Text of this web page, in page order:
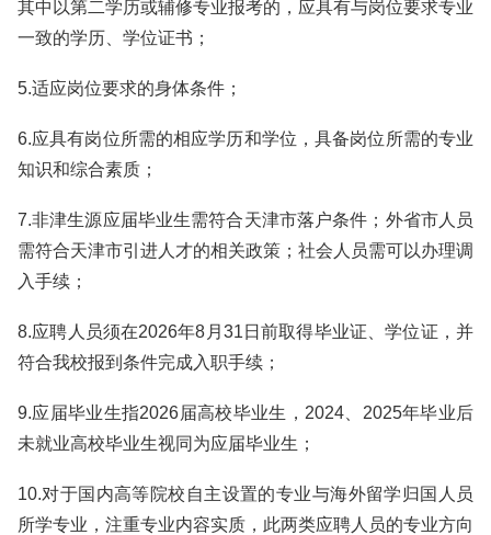
其中以第二学历或辅修专业报考的，应具有与岗位要求专业
一致的学历、学位证书；
5.适应岗位要求的身体条件；
6.应具有岗位所需的相应学历和学位，具备岗位所需的专业
知识和综合素质；
7.非津生源应届毕业生需符合天津市落户条件；外省市人员
需符合天津市引进人才的相关政策；社会人员需可以办理调
入手续；
8.应聘人员须在2026年8月31日前取得毕业证、学位证，并
符合我校报到条件完成入职手续；
9.应届毕业生指2026届高校毕业生，2024、2025年毕业后
未就业高校毕业生视同为应届毕业生；
10.对于国内高等院校自主设置的专业与海外留学归国人员
所学专业，注重专业内容实质，此两类应聘人员的专业方向